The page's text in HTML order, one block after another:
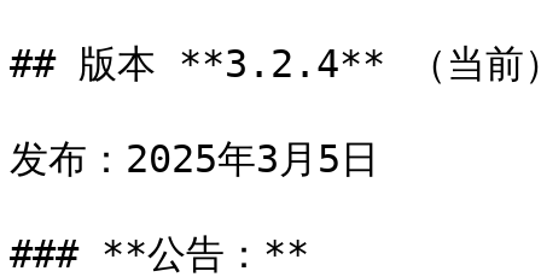
## 版本 **3.2.4** （当前
发布：2025年3月5日
### **公告：**